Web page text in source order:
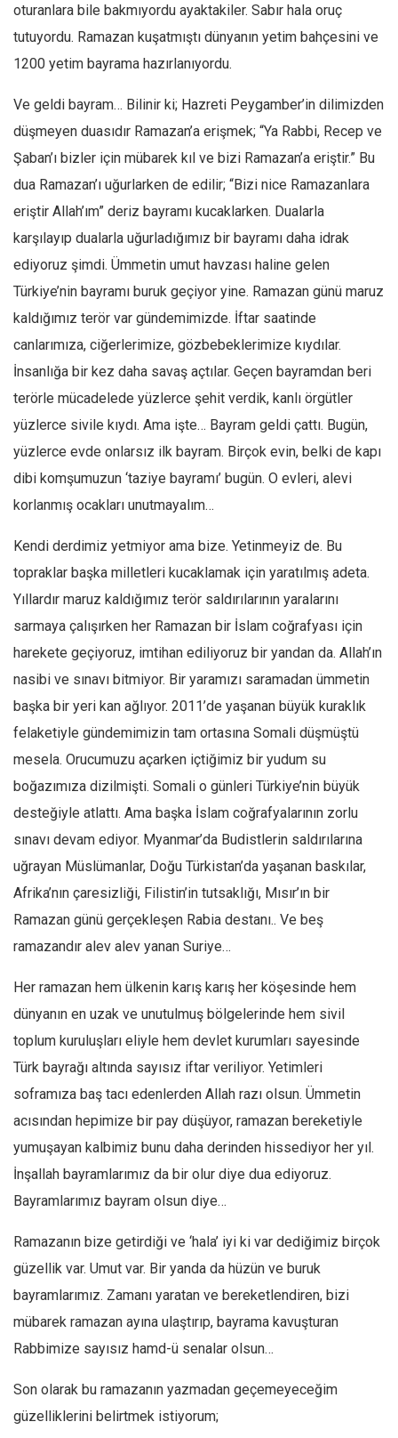
» Yazar arşivi
Bu Sayı
Kategoriler
Karisi kitap sualleri
7 soruda bu hafta
Ekonomi
Spor
Manzara
Sağlık
Gıda-Beslenme
Dünya
Asya
İslam Dünyası
Amerika
Avustralya
Tarih
Düşünce
Dosyalar
oturanlara bile bakmıyordu ayaktakiler. Sabır hala oruç
tutuyordu. Ramazan kuşatmıştı dünyanın yetim bahçesini ve
1200 yetim bayrama hazırlanıyordu.
Ve geldi bayram… Bilinir ki; Hazreti Peygamber’in dilimizden
düşmeyen duasıdır Ramazan’a erişmek; “Ya Rabbi, Recep ve
Şaban’ı bizler için mübarek kıl ve bizi Ramazan’a eriştir.” Bu
dua Ramazan’ı uğurlarken de edilir; “Bizi nice Ramazanlara
eriştir Allah’ım” deriz bayramı kucaklarken. Dualarla
karşılayıp dualarla uğurladığımız bir bayramı daha idrak
ediyoruz şimdi. Ümmetin umut havzası haline gelen
Türkiye’nin bayramı buruk geçiyor yine. Ramazan günü maruz
kaldığımız terör var gündemimizde. İftar saatinde
canlarımıza, ciğerlerimize, gözbebeklerimize kıydılar.
İnsanlığa bir kez daha savaş açtılar. Geçen bayramdan beri
terörle mücadelede yüzlerce şehit verdik, kanlı örgütler
yüzlerce sivile kıydı. Ama işte… Bayram geldi çattı. Bugün,
yüzlerce evde onlarsız ilk bayram. Birçok evin, belki de kapı
dibi komşumuzun ‘taziye bayramı’ bugün. O evleri, alevi
korlanmış ocakları unutmayalım…
Kendi derdimiz yetmiyor ama bize. Yetinmeyiz de. Bu
topraklar başka milletleri kucaklamak için yaratılmış adeta.
Yıllardır maruz kaldığımız terör saldırılarının yaralarını
sarmaya çalışırken her Ramazan bir İslam coğrafyası için
harekete geçiyoruz, imtihan ediliyoruz bir yandan da. Allah’ın
nasibi ve sınavı bitmiyor. Bir yaramızı saramadan ümmetin
başka bir yeri kan ağlıyor. 2011’de yaşanan büyük kuraklık
felaketiyle gündemimizin tam ortasına Somali düşmüştü
mesela. Orucumuzu açarken içtiğimiz bir yudum su
boğazımıza dizilmişti. Somali o günleri Türkiye’nin büyük
desteğiyle atlattı. Ama başka İslam coğrafyalarının zorlu
sınavı devam ediyor. Myanmar’da Budistlerin saldırılarına
uğrayan Müslümanlar, Doğu Türkistan’da yaşanan baskılar,
Afrika’nın çaresizliği, Filistin’in tutsaklığı, Mısır’ın bir
Ramazan günü gerçekleşen Rabia destanı.. Ve beş
ramazandır alev alev yanan Suriye…
Her ramazan hem ülkenin karış karış her köşesinde hem
dünyanın en uzak ve unutulmuş bölgelerinde hem sivil
toplum kuruluşları eliyle hem devlet kurumları sayesinde
Türk bayrağı altında sayısız iftar veriliyor. Yetimleri
soframıza baş tacı edenlerden Allah razı olsun. Ümmetin
acısından hepimize bir pay düşüyor, ramazan bereketiyle
yumuşayan kalbimiz bunu daha derinden hissediyor her yıl.
İnşallah bayramlarımız da bir olur diye dua ediyoruz.
Bayramlarımız bayram olsun diye…
Ramazanın bize getirdiği ve ‘hala’ iyi ki var dediğimiz birçok
güzellik var. Umut var. Bir yanda da hüzün ve buruk
bayramlarımız. Zamanı yaratan ve bereketlendiren, bizi
mübarek ramazan ayına ulaştırıp, bayrama kavuşturan
Rabbimize sayısız hamd-ü senalar olsun…
Son olarak bu ramazanın yazmadan geçemeyeceğim
güzelliklerini belirtmek istiyorum;